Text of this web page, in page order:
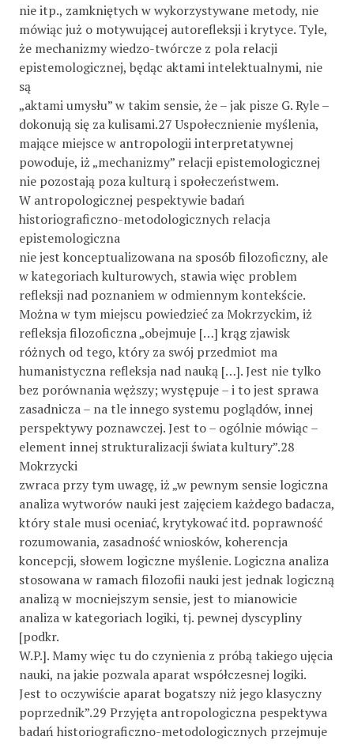
nie itp., zamkniętych w wykorzystywane metody, nie
mówiąc już o motywującej autorefleksji i krytyce. Tyle,
że mechanizmy wiedzo-twórcze z pola relacji
epistemologicznej, będąc aktami intelektualnymi, nie
są
„aktami umysłu” w takim sensie, że – jak pisze G. Ryle –
dokonują się za kulisami.27 Uspołecznienie myślenia,
mające miejsce w antropologii interpretatywnej
powoduje, iż „mechanizmy” relacji epistemologicznej
nie pozostają poza kulturą i społeczeństwem.
W antropologicznej pespektywie badań
historiograficzno-metodologicznych relacja
epistemologiczna
nie jest konceptualizowana na sposób filozoficzny, ale
w kategoriach kulturowych, stawia więc problem
refleksji nad poznaniem w odmiennym kontekście.
Można w tym miejscu powiedzieć za Mokrzyckim, iż
refleksja filozoficzna „obejmuje […] krąg zjawisk
różnych od tego, który za swój przedmiot ma
humanistyczna refleksja nad nauką […]. Jest nie tylko
bez porównania węższy; występuje – i to jest sprawa
zasadnicza – na tle innego systemu poglądów, innej
perspektywy poznawczej. Jest to – ogólnie mówiąc –
element innej strukturalizacji świata kultury”.28
Mokrzycki
zwraca przy tym uwagę, iż „w pewnym sensie logiczna
analiza wytworów nauki jest zajęciem każdego badacza,
który stale musi oceniać, krytykować itd. poprawność
rozumowania, zasadność wniosków, koherencja
koncepcji, słowem logiczne myślenie. Logiczna analiza
stosowana w ramach filozofii nauki jest jednak logiczną
analizą w mocniejszym sensie, jest to mianowicie
analiza w kategoriach logiki, tj. pewnej dyscypliny
[podkr.
W.P.]. Mamy więc tu do czynienia z próbą takiego ujęcia
nauki, na jakie pozwala aparat współczesnej logiki.
Jest to oczywiście aparat bogatszy niż jego klasyczny
poprzednik”.29 Przyjęta antropologiczna pespektywa
badań historiograficzno-metodologicznych przejmuje